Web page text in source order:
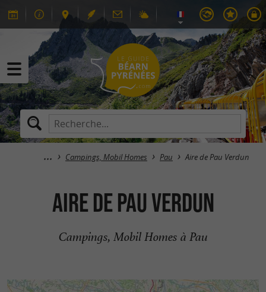
Campings, Mobil Homes Pau Aire de Pau Verdun
Aire de Pau Verdun
Campings, Mobil Homes à Pau